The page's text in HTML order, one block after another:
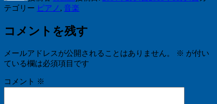
テゴリー ピアノ , 音楽
コメントを残す
メールアドレスが公開されることはありません。 ※ が付い
ている欄は必須項目です
コメント ※